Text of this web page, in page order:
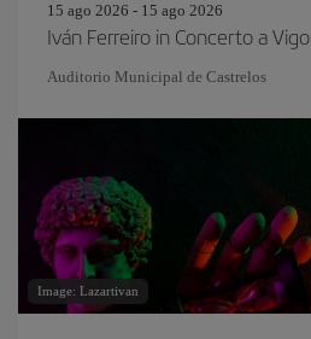
15 ago 2026 - 15 ago 2026
Iván Ferreiro in Concerto a Vigo
Auditorio Municipal de Castrelos
Image: Lazartivan